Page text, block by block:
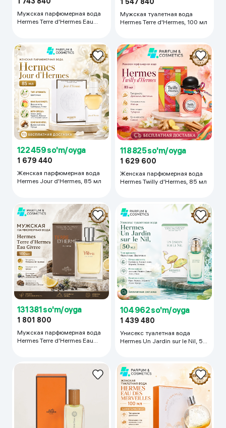
Мужская парфюмерная вода
Hermes Terre d'Hermes Eau
Мужская туалетная вода
Hermes Terre d'Hermes, 100 мл
122 459 so'm/oyga
1 679 440
Женская парфюмерная вода
Hermes Jour d'Hermes, 85 мл
118 825 so'm/oyga
1 629 600
Женская парфюмерная вода
Hermes Twilly d'Hermes, 85 мл
131 381 so'm/oyga
1 801 800
Мужская парфюмерная вода
Hermes Terre d'Hermes Eau
104 962 so'm/oyga
1 439 480
Унисекс туалетная вода
Hermes Un Jardin sur le Nil, 50